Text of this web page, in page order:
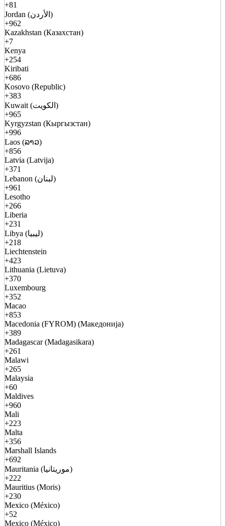
+81
Jordan (الأردن)
+962
Kazakhstan (Казахстан)
+7
Kenya
+254
Kiribati
+686
Kosovo (Republic)
+383
Kuwait (الكويت)
+965
Kyrgyzstan (Кыргызстан)
+996
Laos (ລາວ)
+856
Latvia (Latvija)
+371
Lebanon (لبنان)
+961
Lesotho
+266
Liberia
+231
Libya (ليبيا)
+218
Liechtenstein
+423
Lithuania (Lietuva)
+370
Luxembourg
+352
Macao
+853
Macedonia (FYROM) (Македонија)
+389
Madagascar (Madagasikara)
+261
Malawi
+265
Malaysia
+60
Maldives
+960
Mali
+223
Malta
+356
Marshall Islands
+692
Mauritania (موريتانيا)
+222
Mauritius (Moris)
+230
Mexico (México)
+52
Mexico (México)